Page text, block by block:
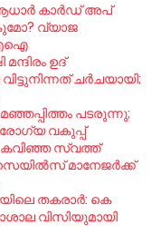
ആധാര്‍ കാര്‍ഡ് അപ്
വ്യാജ
ഉദ്
ചര്‍ചയായി;
പടരുന്നു;
വകുപ്പ്
കവിഞ്ഞ സ്വത്ത്
മാനേജര്‍ക്ക്
തകരാര്‍: കെ
വിസിയുമായി